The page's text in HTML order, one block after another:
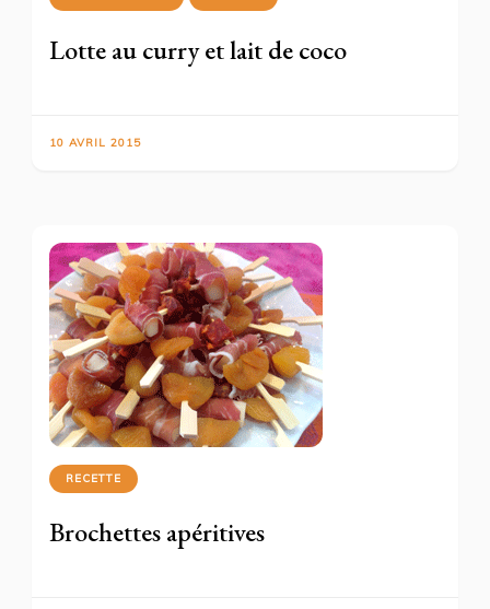
Lotte au curry et lait de coco
10 AVRIL 2015
RECETTE
Brochettes apéritives